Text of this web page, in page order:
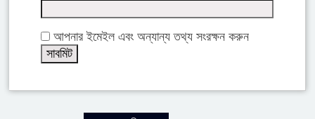
আপনার ইমেইল এবং অন্যান্য তথ্য সংরক্ষন করুন